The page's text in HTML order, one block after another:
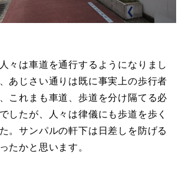
々は車道を通行するようになりまし
あじさい通りは既に事実上の歩行者
これまも車道、歩道を分け隔てる必
したが、人々は律儀にも歩道を歩く
。サンパルの軒下は日差しを防げる
たかと思います。